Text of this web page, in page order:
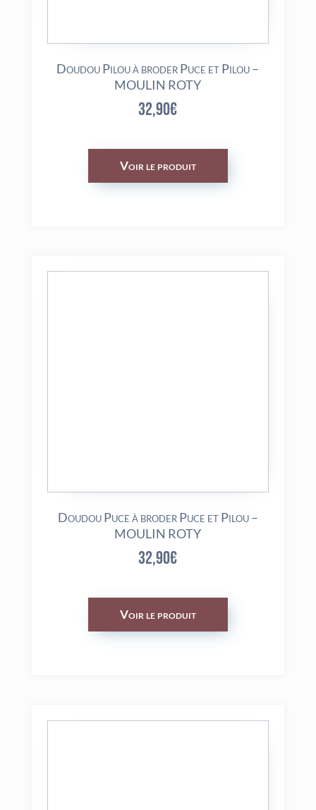
Doudou Pilou à broder Puce et Pilou –
MOULIN ROTY
32,90€
Voir le produit
Doudou Puce à broder Puce et Pilou –
MOULIN ROTY
32,90€
Voir le produit